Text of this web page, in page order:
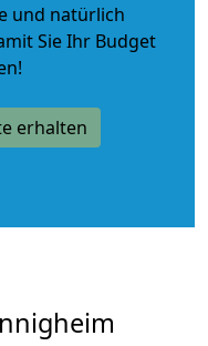
und natürlich
Sie Ihr Budget
erhalten